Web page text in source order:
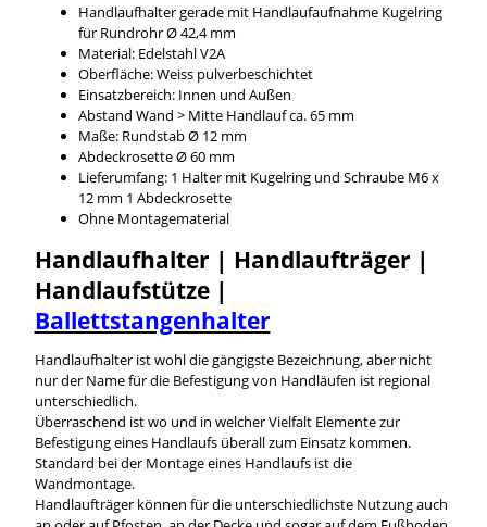
Handlaufhalter gerade mit Handlaufaufnahme Kugelring
für Rundrohr Ø 42,4 mm
Material: Edelstahl V2A
Oberfläche: Weiss pulverbeschichtet
Einsatzbereich: Innen und Außen
Abstand Wand > Mitte Handlauf ca. 65 mm
Maße: Rundstab Ø 12 mm
Abdeckrosette Ø 60 mm
Lieferumfang: 1 Halter mit Kugelring und Schraube M6 x
12 mm 1 Abdeckrosette
Ohne Montagematerial
Handlaufhalter | Handlaufträger |
Handlaufstütze |
Ballettstangenhalter
Handlaufhalter ist wohl die gängigste Bezeichnung, aber nicht
nur der Name für die Befestigung von Handläufen ist regional
unterschiedlich.
Überraschend ist wo und in welcher Vielfalt Elemente zur
Befestigung eines Handlaufs überall zum Einsatz kommen.
Standard bei der Montage eines Handlaufs ist die
Wandmontage.
Handlaufträger können für die unterschiedlichste Nutzung auch